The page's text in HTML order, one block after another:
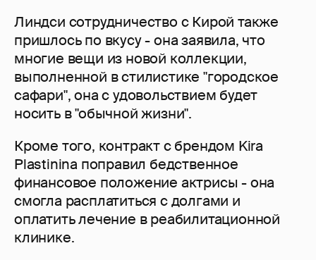
Линдси сотрудничество с Кирой также
пришлось по вкусу - она заявила, что
многие вещи из новой коллекции,
выполненной в стилистике "городское
сафари", она с удовольствием будет
носить в "обычной жизни".
Кроме того, контракт с брендом Kira
Plastinina поправил бедственное
финансовое положение актрисы - она
смогла расплатиться с долгами и
оплатить лечение в реабилитационной
клинике.